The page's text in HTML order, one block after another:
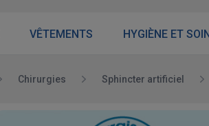
VÊTEMENTS HYGIÈNE ET
Chirurgies Sphincter artificiel